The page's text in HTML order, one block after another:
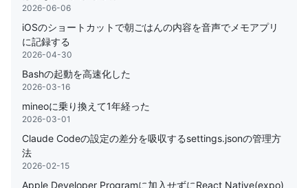
2026-06-06
iOSのショートカットで朝ごはんの内容を音声でメモアプリ
に記録する
2026-04-30
Bashの起動を高速化した
2026-03-16
mineoに乗り換えて1年経った
2026-03-01
Claude Codeの設定の差分を吸収するsettings.jsonの管理方
法
2026-02-15
Apple Developer Programに加入せずにReact Native(expo)